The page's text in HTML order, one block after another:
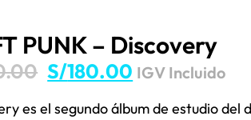
PUNK – Discovery
S/180.00 IGV Incluido
es el segundo álbum de estudio del